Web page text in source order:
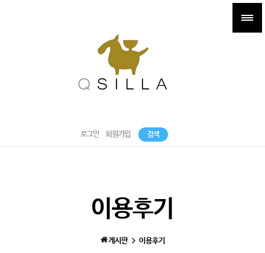
로그인 회원가입 검색
이용후기
게시판 이용후기